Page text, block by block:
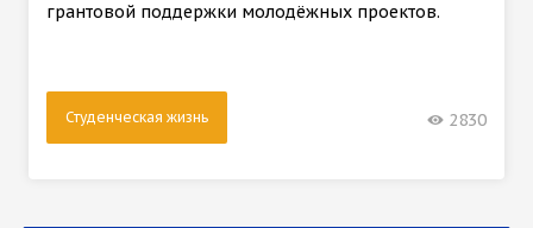
грантовой поддержки молодёжных проектов.
Студенческая жизнь 2830